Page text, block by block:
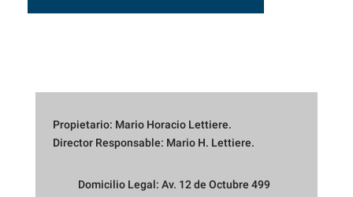
Propietario: Mario Horacio Lettiere.
Director Responsable: Mario H. Lettiere.
Domicilio Legal: Av. 12 de Octubre 499